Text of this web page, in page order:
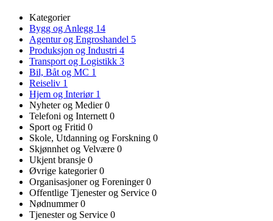
Kategorier
Bygg og Anlegg 14
Agentur og Engroshandel 5
Produksjon og Industri 4
Transport og Logistikk 3
Bil, Båt og MC 1
Reiseliv 1
Hjem og Interiør 1
Nyheter og Medier0
Telefoni og Internett 0
Sport og Fritid 0
Skole, Utdanning og Forskning 0
Skjønnhet og Velvære 0
Ukjent bransje 0
Øvrige kategorier0
Organisasjoner og Foreninger0
Offentlige Tjenester og Service 0
Nødnummer0
Tjenester og Service 0